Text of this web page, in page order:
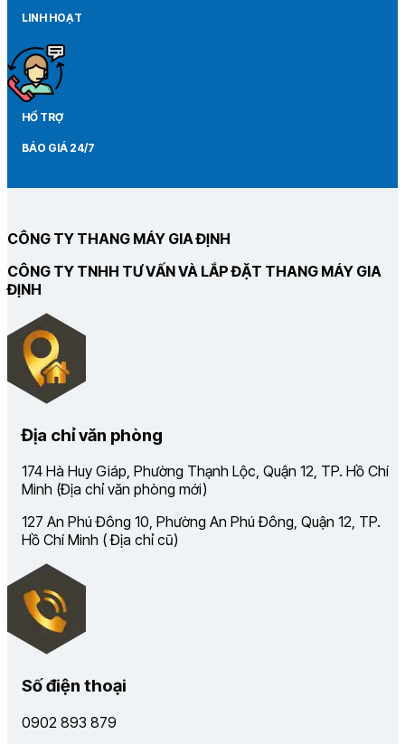
LINH HOẠT
HỔ TRỢ
BÁO GIÁ 24/7
CÔNG TY THANG MÁY GIA ĐỊNH
CÔNG TY TNHH TƯ VẤN VÀ LẮP ĐẶT THANG MÁY GIA
ĐỊNH
Địa chỉ văn phòng
174 Hà Huy Giáp, Phường Thạnh Lộc, Quận 12, TP. Hồ Chí
Minh (Địa chỉ văn phòng mới)
127 An Phú Đông 10, Phường An Phú Đông, Quận 12, TP.
Hồ Chí Minh ( Địa chỉ cũ)
Số điện thoại
0902 893 879